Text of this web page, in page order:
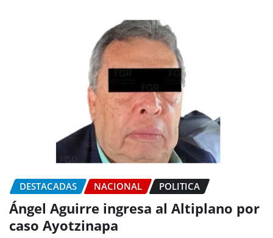
DESTACADAS NACIONAL POLITICA
Ángel Aguirre ingresa al Altiplano por
caso Ayotzinapa